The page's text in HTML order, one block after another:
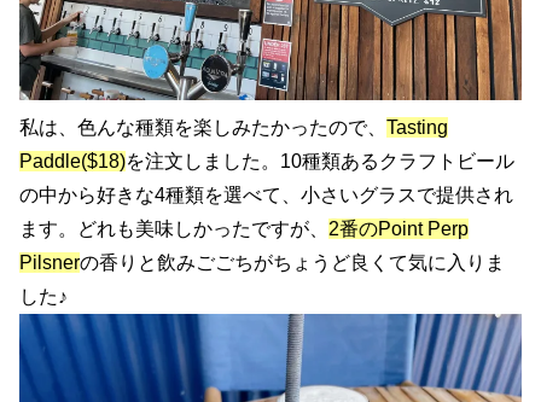
私は、色んな種類を楽しみたかったので、 Tasting
Paddle($18)を注文しました。10種類あるクラフトビール
の中から好きな4種類を選べて、小さいグラスで提供され
ます。どれも美味しかったですが、 2番のPoint Perp
Pilsnerの香りと飲みごごちがちょうど良くて気に入りま
した♪